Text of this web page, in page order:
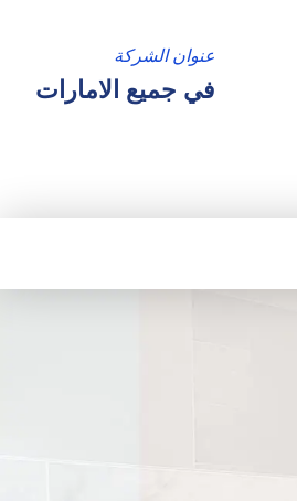
عنوان الشركة
في جميع الامارات